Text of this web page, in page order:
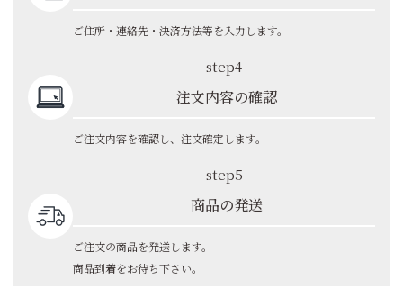
ご住所・連絡先・決済方法等を入力します。
step4
注文内容の確認
ご注文内容を確認し、注文確定します。
step5
商品の発送
ご注文の商品を発送します。
商品到着をお待ち下さい。